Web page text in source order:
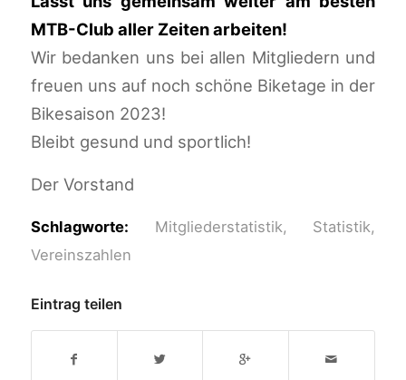
MTB-Club aller Zeiten arbeiten!
Wir bedanken uns bei allen Mitgliedern und
freuen uns auf noch schöne Biketage in der
Bikesaison 2023!
Bleibt gesund und sportlich!
Der Vorstand
Schlagworte: Mitgliederstatistik, Statistik,
Vereinszahlen
Eintrag teilen